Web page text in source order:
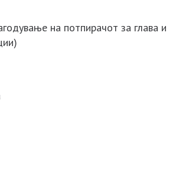
на потпирачот за глава и